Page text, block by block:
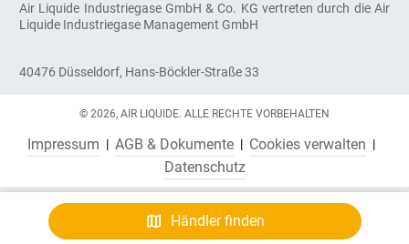
Händler finden
Air Liquide Industriegase GmbH & Co. KG vertreten durch die Air
Liquide Industriegase Management GmbH
40476 Düsseldorf, Hans-Böckler-Straße 33
© 2026, AIR LIQUIDE. ALLE RECHTE VORBEHALTEN
Impressum AGB & Dokumente
Cookies verwalten
Datenschutz